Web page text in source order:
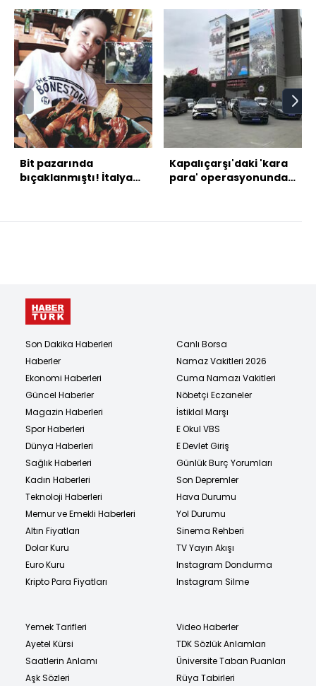
Bit pazarında
bıçaklanmıştı! İtalyan
Kapalıçarşı'daki 'kara
para' operasyonunda
Son Dakika Haberleri
Haberler
Ekonomi Haberleri
Güncel Haberler
Magazin Haberleri
Spor Haberleri
Dünya Haberleri
Sağlık Haberleri
Kadın Haberleri
Teknoloji Haberleri
Memur ve Emekli Haberleri
Altın Fiyatları
Dolar Kuru
Euro Kuru
Kripto Para Fiyatları
Canlı Borsa
Namaz Vakitleri 2026
Cuma Namazı Vakitleri
Nöbetçi Eczaneler
İstiklal Marşı
E Okul VBS
E Devlet Giriş
Günlük Burç Yorumları
Son Depremler
Hava Durumu
Yol Durumu
Sinema Rehberi
TV Yayın Akışı
Instagram Dondurma
Instagram Silme
Yemek Tarifleri
Ayetel Kürsi
Saatlerin Anlamı
Aşk Sözleri
Video Haberler
TDK Sözlük Anlamları
Üniversite Taban Puanları
Rüya Tabirleri